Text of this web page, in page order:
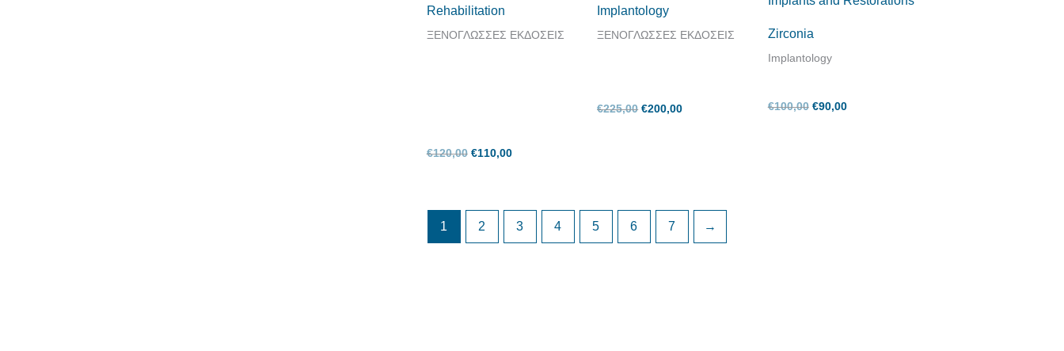
Rehabilitation
ΞΕΝΟΓΛΩΣΣΕΣ ΕΚΔΟΣΕΙΣ
€120,00 €110,00
Implantology
ΞΕΝΟΓΛΩΣΣΕΣ ΕΚΔΟΣΕΙΣ
€225,00 €200,00
Zirconia
Implantology
€100,00 €90,00
1 2 3 4 5 6 7 →